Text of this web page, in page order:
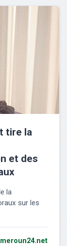
tire la
et des
la
sur les